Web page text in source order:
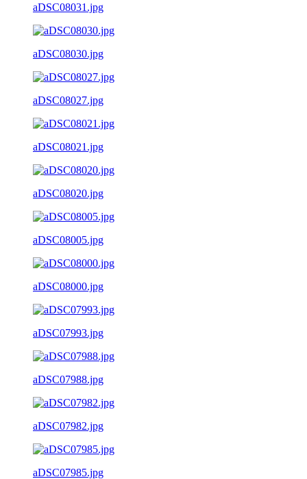
aDSC08031.jpg
aDSC08030.jpg
aDSC08027.jpg
aDSC08021.jpg
aDSC08020.jpg
aDSC08005.jpg
aDSC08000.jpg
aDSC07993.jpg
aDSC07988.jpg
aDSC07982.jpg
aDSC07985.jpg